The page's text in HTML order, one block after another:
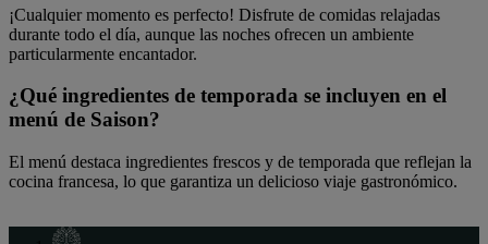
¡Cualquier momento es perfecto! Disfrute de comidas relajadas
durante todo el día, aunque las noches ofrecen un ambiente
particularmente encantador.
¿Qué ingredientes de temporada se incluyen en el
menú de Saison?
El menú destaca ingredientes frescos y de temporada que reflejan la
cocina francesa, lo que garantiza un delicioso viaje gastronómico.